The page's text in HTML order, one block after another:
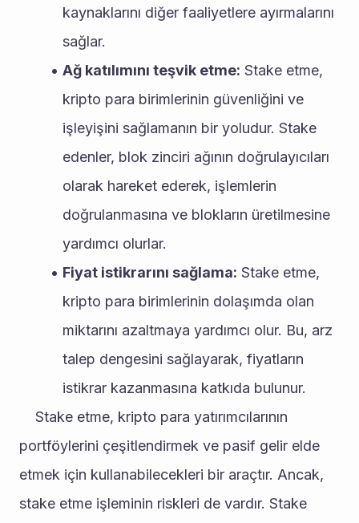
kaynaklarını diğer faaliyetlere ayırmalarını
sağlar.
Ağ katılımını teşvik etme: Stake etme,
kripto para birimlerinin güvenliğini ve
işleyişini sağlamanın bir yoludur. Stake
edenler, blok zinciri ağının doğrulayıcıları
olarak hareket ederek, işlemlerin
doğrulanmasına ve blokların üretilmesine
yardımcı olurlar.
Fiyat istikrarını sağlama: Stake etme,
kripto para birimlerinin dolaşımda olan
miktarını azaltmaya yardımcı olur. Bu, arz
talep dengesini sağlayarak, fiyatların
istikrar kazanmasına katkıda bulunur.
portföylerini çeşitlendirmek ve pasif gelir elde
etmek için kullanabilecekleri bir araçtır. Ancak,
stake etme işleminin riskleri de vardır. Stake